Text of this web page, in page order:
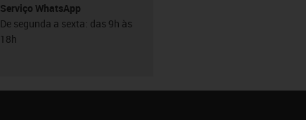
Serviço WhatsApp
De segunda a sexta: das 9h às
18h